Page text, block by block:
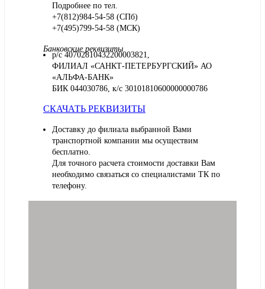
Подробнее по тел.
+7(812)984-54-58 (СПб)
+7(495)799-54-58 (МСК)
Банковские реквизиты
р/с 40702810432200003821,
ФИЛИАЛ «САНКТ-ПЕТЕРБУРГСКИЙ» АО
«АЛЬФА-БАНК»
БИК 044030786, к/с 30101810600000000786
СКАЧАТЬ РЕКВИЗИТЫ
Доставку до филиала выбранной Вами
транспортной компании мы осуществим
бесплатно.
Для точного расчета стоимости доставки Вам
необходимо связаться со специалистами ТК по
телефону.